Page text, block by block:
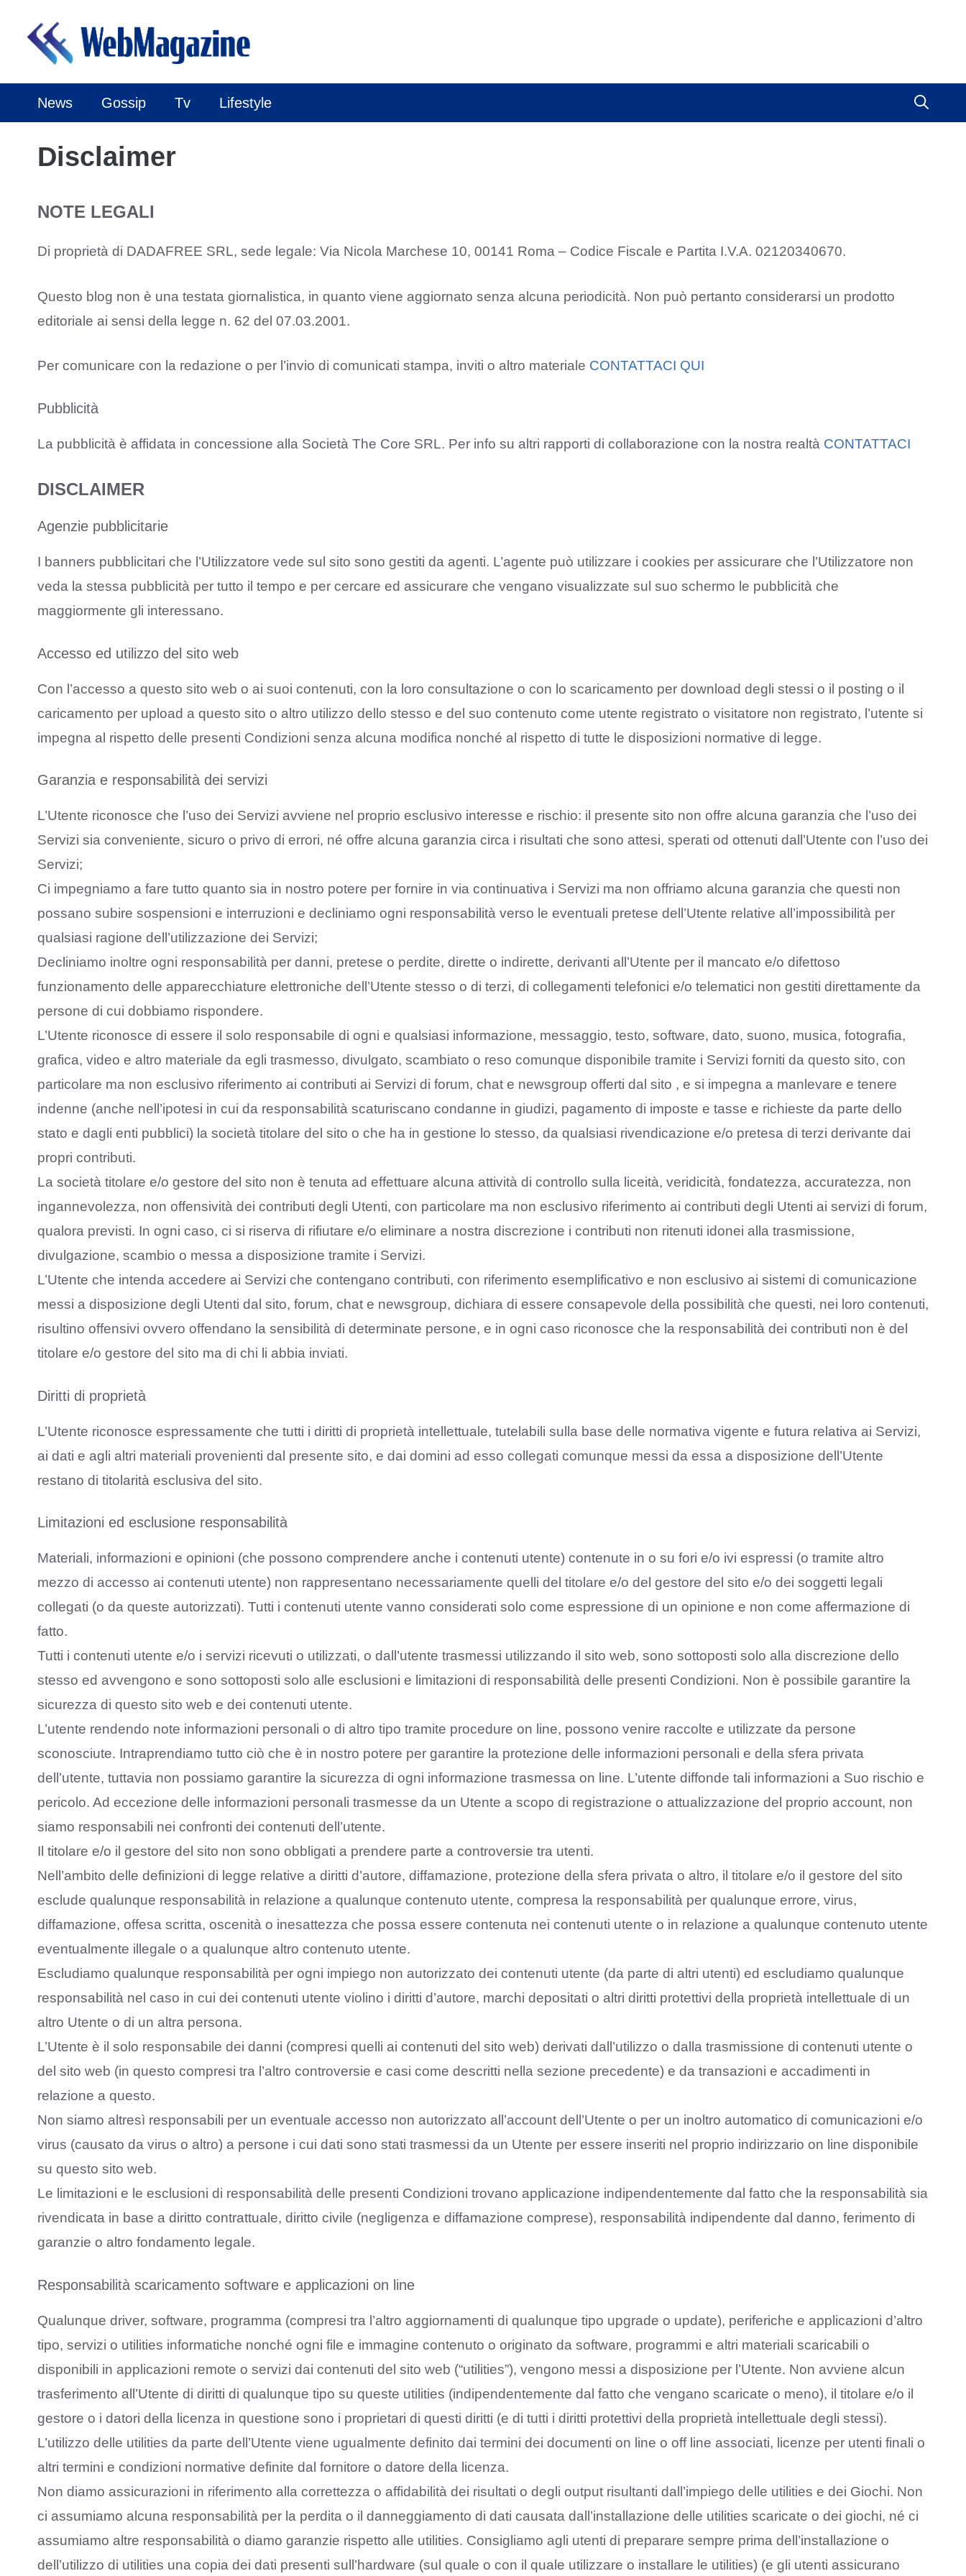
contenuto
News Gossip Tv Lifestyle
Disclaimer
NOTE LEGALI
Di proprietà di DADAFREE SRL, sede legale: Via Nicola Marchese 10, 00141 Roma – Codice Fiscale e Partita I.V.A. 02120340670.
Questo blog non è una testata giornalistica, in quanto viene aggiornato senza alcuna periodicità. Non può pertanto considerarsi un prodotto
editoriale ai sensi della legge n. 62 del 07.03.2001.
Per comunicare con la redazione o per l’invio di comunicati stampa, inviti o altro materiale CONTATTACI QUI
Pubblicità
La pubblicità è affidata in concessione alla Società The Core SRL. Per info su altri rapporti di collaborazione con la nostra realtà CONTATTACI
DISCLAIMER
Agenzie pubblicitarie
I banners pubblicitari che l’Utilizzatore vede sul sito sono gestiti da agenti. L’agente può utilizzare i cookies per assicurare che l’Utilizzatore non
veda la stessa pubblicità per tutto il tempo e per cercare ed assicurare che vengano visualizzate sul suo schermo le pubblicità che
maggiormente gli interessano.
Accesso ed utilizzo del sito web
Con l’accesso a questo sito web o ai suoi contenuti, con la loro consultazione o con lo scaricamento per download degli stessi o il posting o il
caricamento per upload a questo sito o altro utilizzo dello stesso e del suo contenuto come utente registrato o visitatore non registrato, l’utente si
impegna al rispetto delle presenti Condizioni senza alcuna modifica nonché al rispetto di tutte le disposizioni normative di legge.
Garanzia e responsabilità dei servizi
L’Utente riconosce che l’uso dei Servizi avviene nel proprio esclusivo interesse e rischio: il presente sito non offre alcuna garanzia che l’uso dei
Servizi sia conveniente, sicuro o privo di errori, né offre alcuna garanzia circa i risultati che sono attesi, sperati od ottenuti dall’Utente con l’uso dei
Servizi;
Ci impegniamo a fare tutto quanto sia in nostro potere per fornire in via continuativa i Servizi ma non offriamo alcuna garanzia che questi non
possano subire sospensioni e interruzioni e decliniamo ogni responsabilità verso le eventuali pretese dell’Utente relative all’impossibilità per
qualsiasi ragione dell’utilizzazione dei Servizi;
Decliniamo inoltre ogni responsabilità per danni, pretese o perdite, dirette o indirette, derivanti all’Utente per il mancato e/o difettoso
funzionamento delle apparecchiature elettroniche dell’Utente stesso o di terzi, di collegamenti telefonici e/o telematici non gestiti direttamente da
persone di cui dobbiamo rispondere.
L’Utente riconosce di essere il solo responsabile di ogni e qualsiasi informazione, messaggio, testo, software, dato, suono, musica, fotografia,
grafica, video e altro materiale da egli trasmesso, divulgato, scambiato o reso comunque disponibile tramite i Servizi forniti da questo sito, con
particolare ma non esclusivo riferimento ai contributi ai Servizi di forum, chat e newsgroup offerti dal sito , e si impegna a manlevare e tenere
indenne (anche nell’ipotesi in cui da responsabilità scaturiscano condanne in giudizi, pagamento di imposte e tasse e richieste da parte dello
stato e dagli enti pubblici) la società titolare del sito o che ha in gestione lo stesso, da qualsiasi rivendicazione e/o pretesa di terzi derivante dai
propri contributi.
La società titolare e/o gestore del sito non è tenuta ad effettuare alcuna attività di controllo sulla liceità, veridicità, fondatezza, accuratezza, non
ingannevolezza, non offensività dei contributi degli Utenti, con particolare ma non esclusivo riferimento ai contributi degli Utenti ai servizi di forum,
qualora previsti. In ogni caso, ci si riserva di rifiutare e/o eliminare a nostra discrezione i contributi non ritenuti idonei alla trasmissione,
divulgazione, scambio o messa a disposizione tramite i Servizi.
L’Utente che intenda accedere ai Servizi che contengano contributi, con riferimento esemplificativo e non esclusivo ai sistemi di comunicazione
messi a disposizione degli Utenti dal sito, forum, chat e newsgroup, dichiara di essere consapevole della possibilità che questi, nei loro contenuti,
risultino offensivi ovvero offendano la sensibilità di determinate persone, e in ogni caso riconosce che la responsabilità dei contributi non è del
titolare e/o gestore del sito ma di chi li abbia inviati.
Diritti di proprietà
L’Utente riconosce espressamente che tutti i diritti di proprietà intellettuale, tutelabili sulla base delle normativa vigente e futura relativa ai Servizi,
ai dati e agli altri materiali provenienti dal presente sito, e dai domini ad esso collegati comunque messi da essa a disposizione dell’Utente
restano di titolarità esclusiva del sito.
Limitazioni ed esclusione responsabilità
Materiali, informazioni e opinioni (che possono comprendere anche i contenuti utente) contenute in o su fori e/o ivi espressi (o tramite altro
mezzo di accesso ai contenuti utente) non rappresentano necessariamente quelli del titolare e/o del gestore del sito e/o dei soggetti legali
collegati (o da queste autorizzati). Tutti i contenuti utente vanno considerati solo come espressione di un opinione e non come affermazione di
fatto.
Tutti i contenuti utente e/o i servizi ricevuti o utilizzati, o dall’utente trasmessi utilizzando il sito web, sono sottoposti solo alla discrezione dello
stesso ed avvengono e sono sottoposti solo alle esclusioni e limitazioni di responsabilità delle presenti Condizioni. Non è possibile garantire la
sicurezza di questo sito web e dei contenuti utente.
L’utente rendendo note informazioni personali o di altro tipo tramite procedure on line, possono venire raccolte e utilizzate da persone
sconosciute. Intraprendiamo tutto ciò che è in nostro potere per garantire la protezione delle informazioni personali e della sfera privata
dell’utente, tuttavia non possiamo garantire la sicurezza di ogni informazione trasmessa on line. L’utente diffonde tali informazioni a Suo rischio e
pericolo. Ad eccezione delle informazioni personali trasmesse da un Utente a scopo di registrazione o attualizzazione del proprio account, non
siamo responsabili nei confronti dei contenuti dell’utente.
Il titolare e/o il gestore del sito non sono obbligati a prendere parte a controversie tra utenti.
Nell’ambito delle definizioni di legge relative a diritti d’autore, diffamazione, protezione della sfera privata o altro, il titolare e/o il gestore del sito
esclude qualunque responsabilità in relazione a qualunque contenuto utente, compresa la responsabilità per qualunque errore, virus,
diffamazione, offesa scritta, oscenità o inesattezza che possa essere contenuta nei contenuti utente o in relazione a qualunque contenuto utente
eventualmente illegale o a qualunque altro contenuto utente.
Escludiamo qualunque responsabilità per ogni impiego non autorizzato dei contenuti utente (da parte di altri utenti) ed escludiamo qualunque
responsabilità nel caso in cui dei contenuti utente violino i diritti d’autore, marchi depositati o altri diritti protettivi della proprietà intellettuale di un
altro Utente o di un altra persona.
L’Utente è il solo responsabile dei danni (compresi quelli ai contenuti del sito web) derivati dall’utilizzo o dalla trasmissione di contenuti utente o
del sito web (in questo compresi tra l’altro controversie e casi come descritti nella sezione precedente) e da transazioni e accadimenti in
relazione a questo.
Non siamo altresì responsabili per un eventuale accesso non autorizzato all’account dell’Utente o per un inoltro automatico di comunicazioni e/o
virus (causato da virus o altro) a persone i cui dati sono stati trasmessi da un Utente per essere inseriti nel proprio indirizzario on line disponibile
su questo sito web.
Le limitazioni e le esclusioni di responsabilità delle presenti Condizioni trovano applicazione indipendentemente dal fatto che la responsabilità sia
rivendicata in base a diritto contrattuale, diritto civile (negligenza e diffamazione comprese), responsabilità indipendente dal danno, ferimento di
garanzie o altro fondamento legale.
Responsabilità scaricamento software e applicazioni on line
Qualunque driver, software, programma (compresi tra l’altro aggiornamenti di qualunque tipo upgrade o update), periferiche e applicazioni d’altro
tipo, servizi o utilities informatiche nonché ogni file e immagine contenuto o originato da software, programmi e altri materiali scaricabili o
disponibili in applicazioni remote o servizi dai contenuti del sito web (“utilities”), vengono messi a disposizione per l’Utente. Non avviene alcun
trasferimento all’Utente di diritti di qualunque tipo su queste utilities (indipendentemente dal fatto che vengano scaricate o meno), il titolare e/o il
gestore o i datori della licenza in questione sono i proprietari di questi diritti (e di tutti i diritti protettivi della proprietà intellettuale degli stessi).
L’utilizzo delle utilities da parte dell’Utente viene ugualmente definito dai termini dei documenti on line o off line associati, licenze per utenti finali o
altri termini e condizioni normative definite dal fornitore o datore della licenza.
Non diamo assicurazioni in riferimento alla correttezza o affidabilità dei risultati o degli output risultanti dall’impiego delle utilities e dei Giochi. Non
ci assumiamo alcuna responsabilità per la perdita o il danneggiamento di dati causata dall’installazione delle utilities scaricate o dei giochi, né ci
assumiamo altre responsabilità o diamo garanzie rispetto alle utilities. Consigliamo agli utenti di preparare sempre prima dell’installazione o
dell’utilizzo di utilities una copia dei dati presenti sull’hardware (sul quale o con il quale utilizzare o installare le utilities) (e gli utenti assicurano